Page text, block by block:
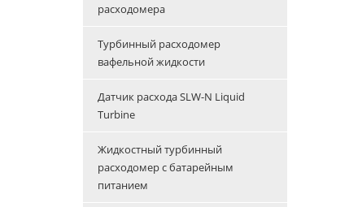
расходомера
Турбинный расходомер
вафельной жидкости
Датчик расхода SLW-N Liquid
Turbine
Жидкостный турбинный
расходомер с батарейным
питанием